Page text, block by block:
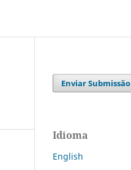
Enviar Submissão
Idioma
English